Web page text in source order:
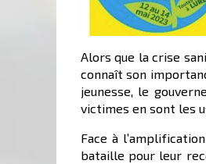
Alors que la crise
connaît son
jeunesse, le
victimes en sont les
Face à
bataille pour leur